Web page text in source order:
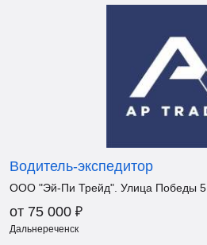
Водитель-экспедитор
ООО "Эй-Пи Трейд". Улица Победы 5
от 75 000 ₽
Дальнереченск